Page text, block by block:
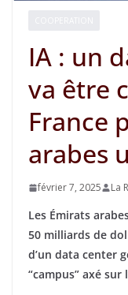
IA : un
va être
France
arabes
février 7, 2025 La
Les Émirats
50 milliards de
d’un data center
“campus” axé sur